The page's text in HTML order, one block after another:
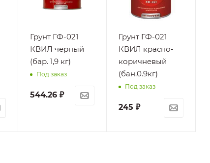
Грунт ГФ-021
КВИЛ черный
(бар. 1,9 кг)
Под заказ
544.26₽
Грунт ГФ-021
КВИЛ красно-
коричневый
(бан.0.9кг)
Под заказ
245 ₽